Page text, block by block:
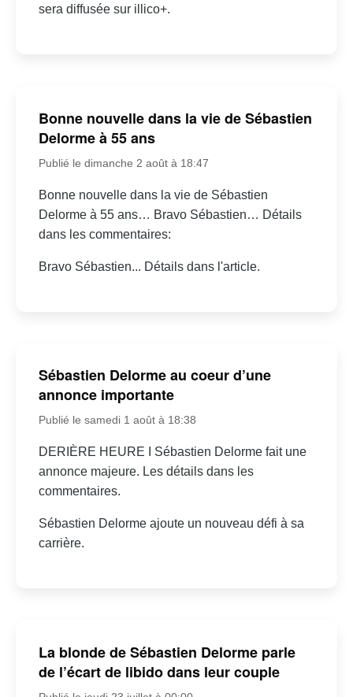
sera diffusée sur illico+.
Bonne nouvelle dans la vie de Sébastien
Delorme à 55 ans
Publié le dimanche 2 août à 18:47
Bonne nouvelle dans la vie de Sébastien
Delorme à 55 ans… Bravo Sébastien… Détails
dans les commentaires:
Bravo Sébastien... Détails dans l'article.
Sébastien Delorme au coeur d’une
annonce importante
Publié le samedi 1 août à 18:38
DERIÈRE HEURE I Sébastien Delorme fait une
annonce majeure. Les détails dans les
commentaires.
Sébastien Delorme ajoute un nouveau défi à sa
carrière.
La blonde de Sébastien Delorme parle
de l’écart de libido dans leur couple